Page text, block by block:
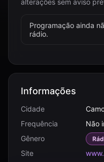
alterações sem aviso
Programação ainda
rádio.
Informações
Cidade
Frequência
Não
Gênero
Site